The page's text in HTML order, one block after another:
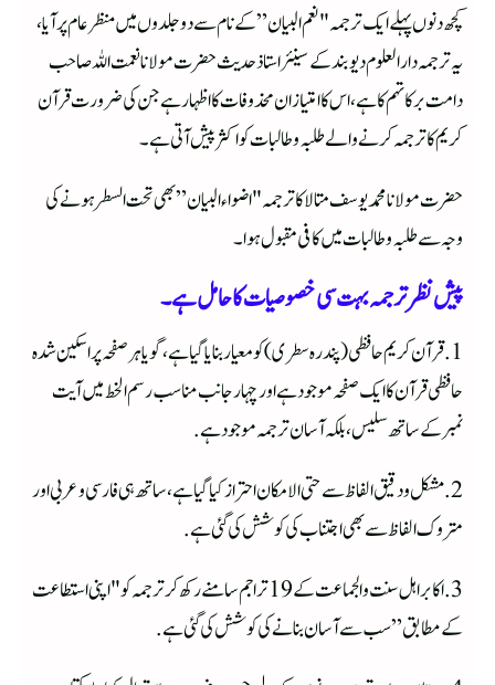
کچھ دنوں پہلے ایک ترجمہ "نعم البیان” کے نام سے دو جلدوں میں منظر عام پر آیا،
یہ ترجمہ دارالعلوم دیوبند کے سینئر استاذ حدیث حضرت مولانا نعمت اللہ صاحب
دامت برکاتہم کا ہے، اس کا امتیاز ان محذوفات کا اظہار ہے جن کی ضرورت قرآن
کریم کا ترجمہ کرنے والے طلبہ و طالبات کو اکثر پیش آتی ہے۔
حضرت مولانا محمد یوسف متالا کا ترجمہ "اضواء البیان” بھی تحت السطر ہونے کی
وجہ سے طلبہ و طالبات میں کافی مقبول ہوا۔
پیش نظر ترجمہ بہت سی خصوصیات کا حامل ہے۔
1. قرآن کریم حافظی (پندرہ سطری) کو معیار بنایا گیا ہے، گویا ہر صفحہ پر اسکین شدہ
حافظی قرآن کا ایک صفحہ موجود ہے اور چہار جانب مناسب رسم الخط میں آیت
نمبر کے ساتھ سلیس، بلکہ آسان ترجمہ موجود ہے.
2. مشکل و دقیق الفاظ سے حتی الامکان احتراز کیا گیا ہے، ساتھ ہی فارسی و عربی اور
متروک الفاظ سے بھی اجتناب کی کوشش کی گئی ہے.
3. اکابر اہل سنت و الجماعت کے 19 تراجم سامنے رکھ کر ترجمہ کو "اپنی استطاعت
کے مطابق” سب سے آسان بنانے کی کوشش کی گئی ہے.